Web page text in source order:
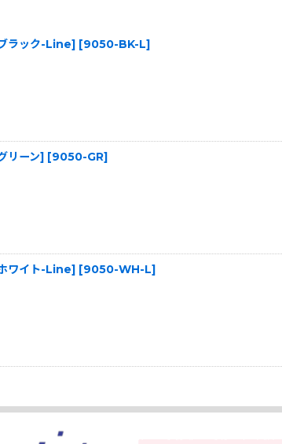
絞り込む
ラック-Line] [9050-BK-L]
ーン] [9050-GR]
ワイト-Line] [9050-WH-L]